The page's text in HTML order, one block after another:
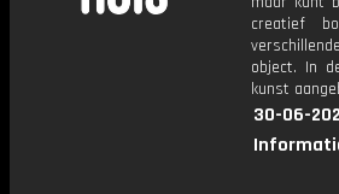
creatief
object. In
kunst
30-06-